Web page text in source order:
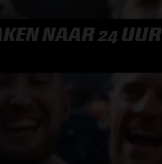
NAAR 24 UUR